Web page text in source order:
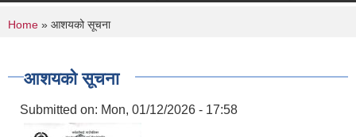
You are here
Home » आशयको सूचना
आशयको सूचना
Submitted on: Mon, 01/12/2026 - 17:58